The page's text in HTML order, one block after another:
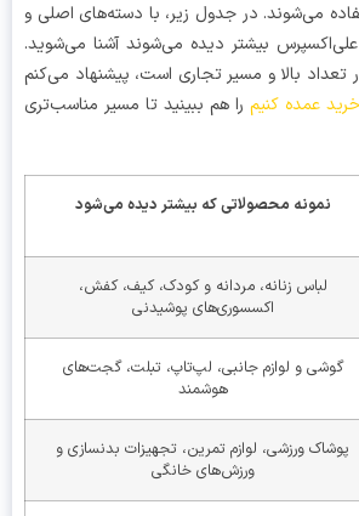
در جدول زیر، با دسته‌های اصلی و
بیشتر دیده می‌شوند آشنا می‌شوید.
و مسیر تجاری است، پیشنهاد می‌کنم
کنیمرا هم ببینید تا مسیر مناسب‌تری
محصولاتی که بیشتر دیده می‌شود
لباس زنانه، مردانه و کودک، کیف، کفش،
اکسسوری‌های پوشیدنی
و لوازم جانبی، لپ‌تاپ، تبلت، گجت‌های
هوشمند
ورزشی، لوازم تمرین، تجهیزات بدنسازی و
ورزش‌های خانگی